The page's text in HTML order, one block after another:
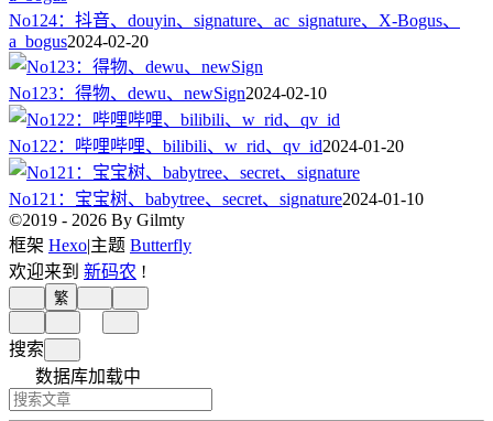
No124：抖音、douyin、signature、ac_signature、X-Bogus、
a_bogus2024-02-20
No123：得物、dewu、newSign2024-02-10
No122：哔哩哔哩、bilibili、w_rid、qv_id2024-01-20
No121：宝宝树、babytree、secret、signature2024-01-10
©2019 - 2026 By Gilmty
框架 Hexo|主题 Butterfly
欢迎来到 新码农 !
繁
搜索
数据库加载中